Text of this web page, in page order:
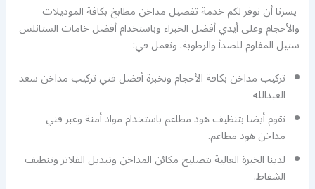
يسرنا أن نوفر لكم خدمة تفصيل مداخن مطابخ بكافة الموديلات
والأحجام وعلى أيدي أفضل الخبراء وباستخدام أفضل خامات الستانلس
ستيل المقاوم للصدأ والرطوبة. ونعمل في:
تركيب مداخن بكافة الأحجام وبخبرة أفضل فني تركيب مداخن سعد
العبدالله
نقوم أيضا بتنظيف هود مطاعم باستخدام مواد أمنة وعبر فني
مداخن هود مطاعم.
لدينا الخبرة العالية بتصليح مكائن المداخن وتبديل الفلاتر وتنظيف
الشفاط.